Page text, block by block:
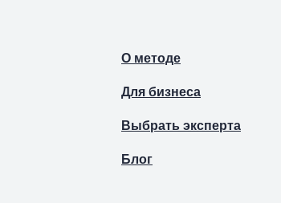
О методе
Выбрать эксперта
Для бизнеса
Блог